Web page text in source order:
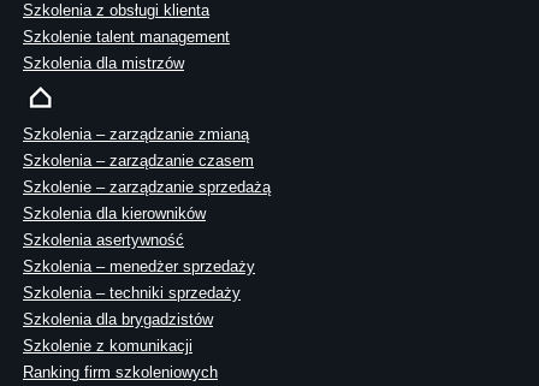
Szkolenia z obsługi klienta
Szkolenie talent management
Szkolenia dla mistrzów
Szkolenia – zarządzanie zmianą
Szkolenia – zarządzanie czasem
Szkolenie – zarządzanie sprzedażą
Szkolenia dla kierowników
Szkolenia asertywność
Szkolenia – menedżer sprzedaży
Szkolenia – techniki sprzedaży
Szkolenia dla brygadzistów
Szkolenie z komunikacji
Ranking firm szkoleniowych